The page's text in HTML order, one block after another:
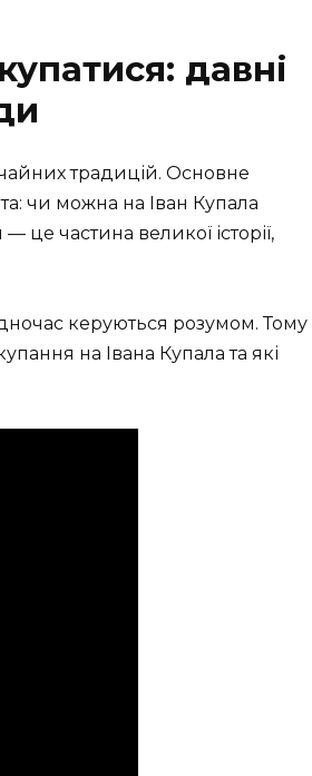
давні
традицій. Основне
чи можна на Іван Купала
частина великої історії,
керуються розумом. Тому
на Івана Купала та які